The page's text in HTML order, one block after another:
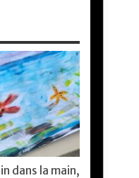
dans la main,